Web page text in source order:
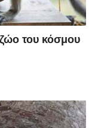
ζώο του κόσμου